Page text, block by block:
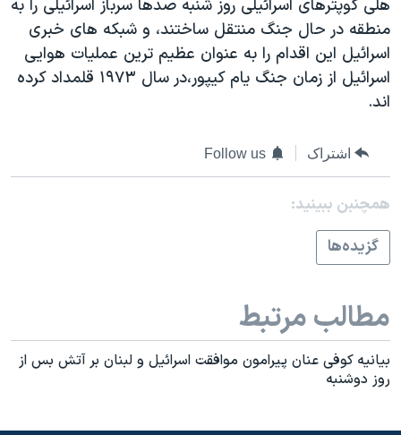
اعتراضات مردمی آبان ۹۸
اسرائیل در جنگ
نرگس محمدی برنده جایزه نوبل صلح
سفر پرزیدنت ترامپ به چین
هلی کوپترهای اسرائيلی روز شنبه صدها سرباز اسرائيلی را به
منطقه در حال جنگ منتقل ساختند، و شبکه های خبری
اسرائيل اين اقدام را به عنوان عظيم ترين عمليات هوايی
اسرائيل از زمان جنگ يام کيپور،در سال ۱۹۷۳ قلمداد کرده
اند.
اشتراک Follow us
همچنبن ببینید:
گزيده‌ها
مطالب مرتبط
بيانيه کوفی عنان پيرامون موافقت اسرائيل و لبنان بر آتش بس از
روز دوشنبه